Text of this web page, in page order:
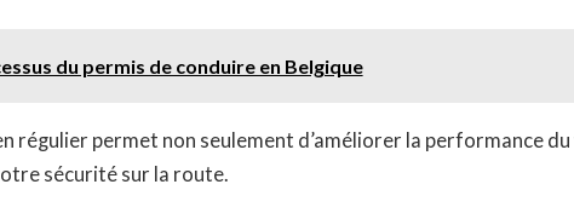
du permis de conduire en Belgique
régulier permet non seulement d’améliorer la performance du
sécurité sur la route.